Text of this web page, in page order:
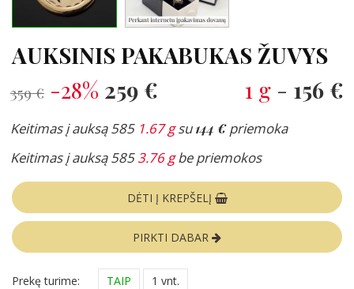
AUKSINIS PAKABUKAS ŽUVYS
359 € -28% 259 € 1 g - 156 €
Keitimas į auksą 585 1.67 gsu144 €priemoka
Keitimas į auksą 5853.76 gbe priemokos
DĖTI Į KREPŠELĮ
PIRKTI DABAR
Prekę turime: TAIP
1 vnt.